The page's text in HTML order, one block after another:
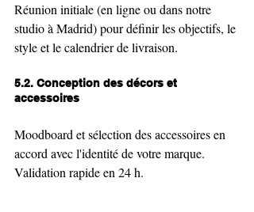
Réunion initiale (en ligne ou dans notre
studio à Madrid) pour définir les objectifs, le
style et le calendrier de livraison.
5.2. Conception des décors et
accessoires
Moodboard et sélection des accessoires en
accord avec l'identité de votre marque.
Validation rapide en 24 h.